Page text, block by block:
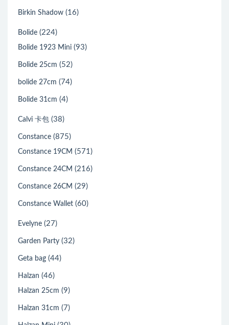
Birkin Shadow (16)
Bolide (224)
Bolide 1923 Mini (93)
Bolide 25cm (52)
bolide 27cm (74)
Bolide 31cm (4)
Calvi 卡包 (38)
Constance (875)
Constance 19CM (571)
Constance 24CM (216)
Constance 26CM (29)
Constance Wallet (60)
Evelyne (27)
Garden Party (32)
Geta bag (44)
Halzan (46)
Halzan 25cm (9)
Halzan 31cm (7)